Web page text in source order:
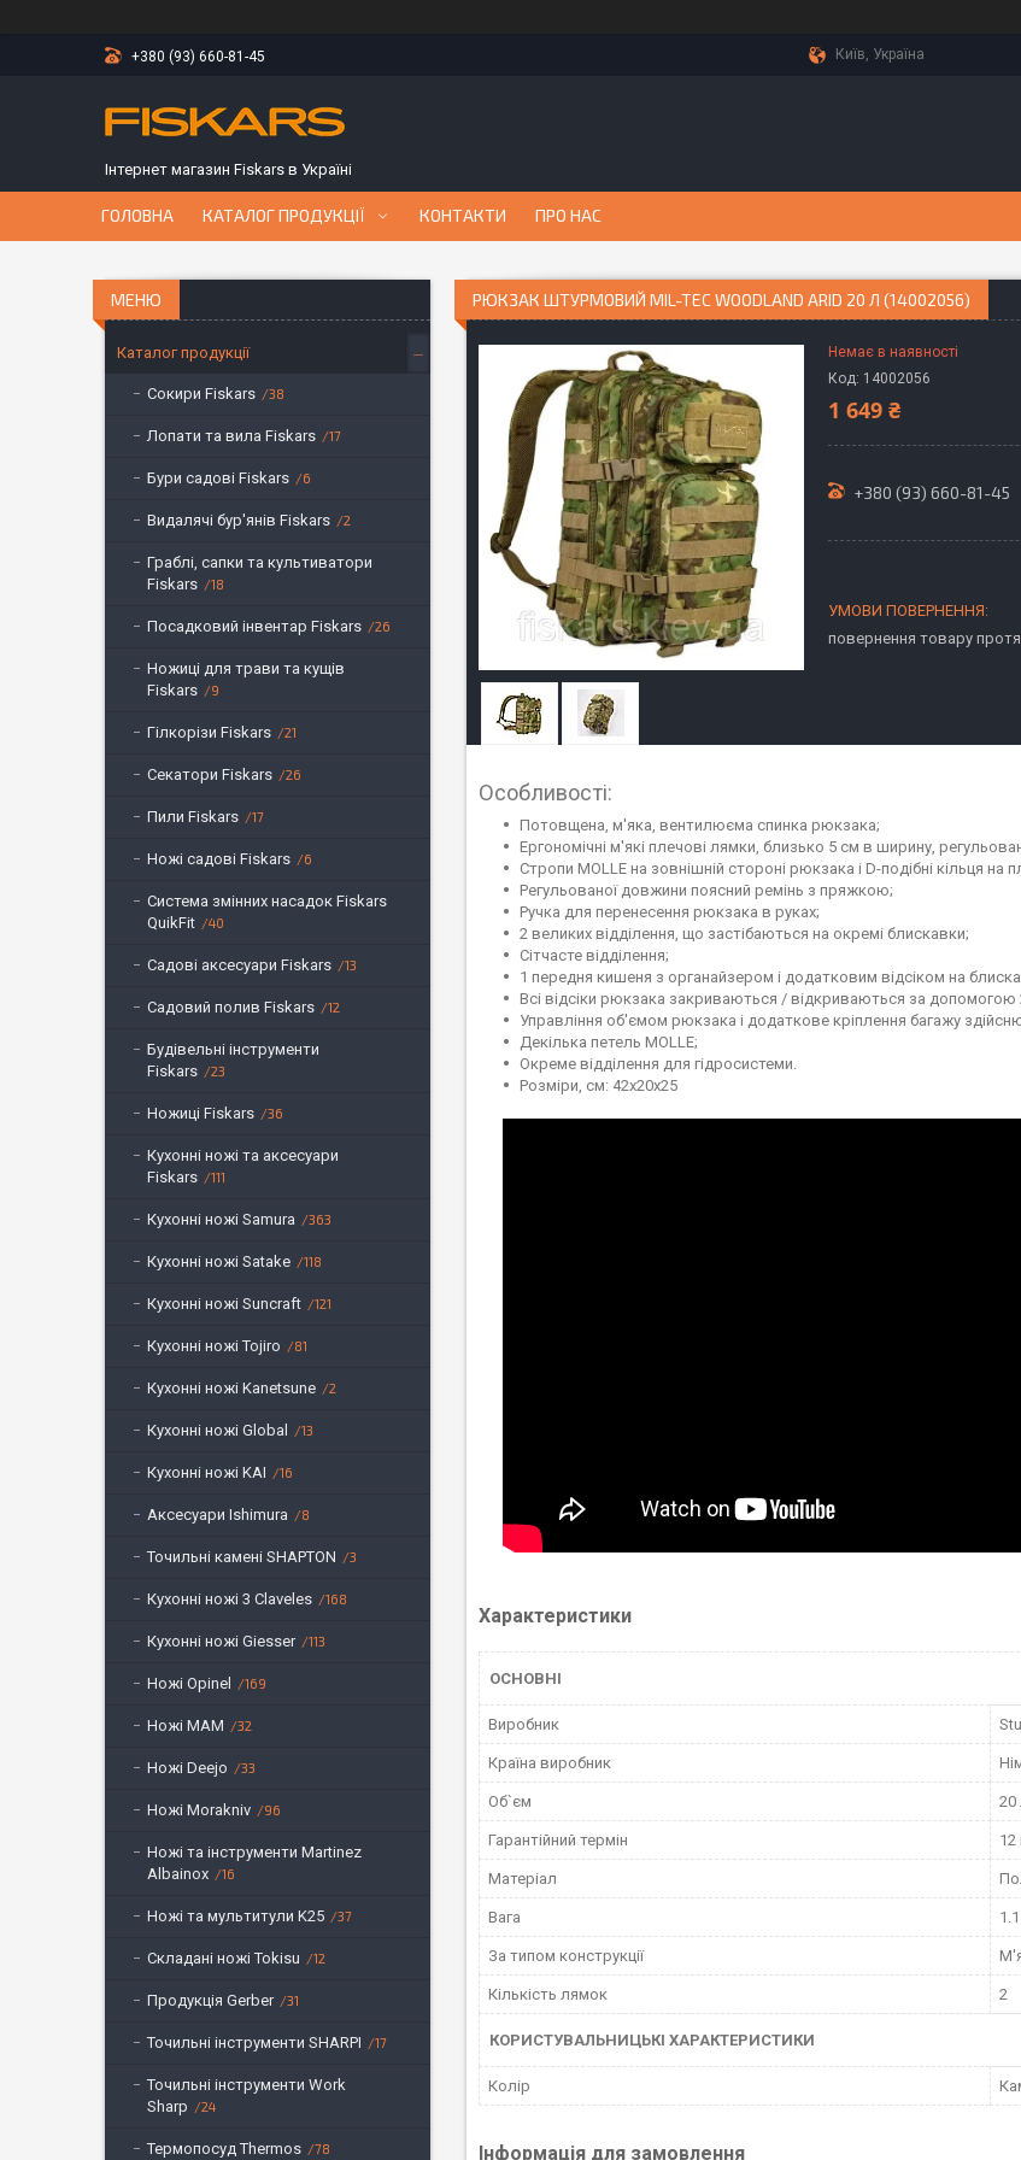
+380 (93) 660-81-45 Київ, Україна
Інтернет магазин Fiskars в Україні
ГОЛОВНА КАТАЛОГ ПРОДУКЦІЇ КОНТАКТИ ПРО НАС
РЮКЗАК ШТУРМОВИЙ MIL-TEC WOODLAND ARID 20 Л (14002056)
Немає в наявності
Код: 14002056
1 649 ₴
+380 (93) 660-81-45
повернення товару
Особливості:
Потовщена, м'яка, вентилюєма спинка рюкзака;
Ергономічні м'які плечові лямки, близько 5 см в ширину,
Стропи MOLLE на зовнішній стороні рюкзака і D-подібні кільця
Регульованої довжини поясний ремінь з пряжкою;
Ручка для перенесення рюкзака в руках;
2 великих відділення, що застібаються на окремі блискавки;
Сітчасте відділення;
1 передня кишеня з органайзером і додатковим відсіком на
Всі відсіки рюкзака закриваються / відкриваються за допомогою
Управління об'ємом рюкзака і додаткове кріплення багажу
Декілька петель MOLLE;
Окреме відділення для гідросистеми.
Розміри, см: 42х20х25
Характеристики
ОСНОВНІ
Виробник
Країна виробник
Об`єм 20
Гарантійний термін 12
Матеріал
Вага
За типом конструкції
Кількість лямок 2
КОРИСТУВАЛЬНИЦЬКІ ХАРАКТЕРИСТИКИ
Колір
Інформація для замовлення
Каталог продукції
Сокири Fiskars 38
Лопати та вила Fiskars 17
Бури садові Fiskars 6
Видалячі бур'янів Fiskars 2
Граблі, сапки та культиватори
Fiskars
18
Посадковий інвентар Fiskars 26
Ножиці для трави та кущів
Fiskars
9
Гілкорізи Fiskars 21
Секатори Fiskars 26
Пили Fiskars 17
Ножі садові Fiskars 6
Система змінних насадок Fiskars
QuikFit
40
Садові аксесуари Fiskars 13
Садовий полив Fiskars 12
Будівельні інструменти
Fiskars
23
Ножиці Fiskars 36
Кухонні ножі та аксесуари
Fiskars
111
Кухонні ножі Samura 363
Кухонні ножі Satake 118
Кухонні ножі Suncraft 121
Кухонні ножі Tojiro 81
Кухонні ножі Kanetsune 2
Кухонні ножі Global 13
Кухонні ножі KAI 16
Аксесуари Ishimura 8
Точильні камені SHAPTON 3
Кухонні ножі 3 Claveles 168
Кухонні ножі Giesser 113
Ножі Opinel 169
Ножі MAM 32
Ножі Deejo 33
Ножі Morakniv 96
Ножі та інструменти Martinez
Albainox
16
Ножі та мультитули K25 37
Складані ножі Tokisu 12
Продукція Gerber 31
Точильні інструменти SHARPI 17
Точильні інструменти Work
Sharp
24
Термопосуд Thermos 78